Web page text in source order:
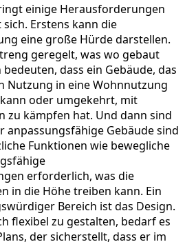
einige Herausforderungen
Erstens kann die
eine große Hürde darstellen.
geregelt, was wo gebaut
dass ein Gebäude, das
Nutzung in eine Wohnnutzung
oder umgekehrt, mit
zu kämpfen hat. Und dann sind
anpassungsfähige Gebäude sind
Funktionen wie bewegliche
erforderlich, was die
in die Höhe treiben kann. Ein
Bereich ist das Design.
flexibel zu gestalten, bedarf es
der sicherstellt, dass er im